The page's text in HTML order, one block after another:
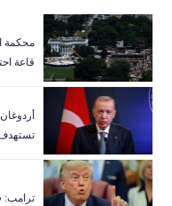
‏محكمة
قاعة
ترامب: